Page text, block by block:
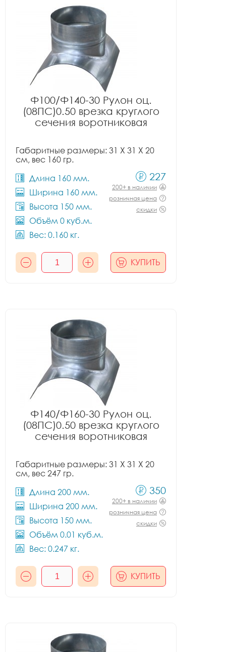
Ф100/Ф140-30 Рулон оц.
(08ПС)0.50 врезка круглого
сечения воротниковая
Габаритные размеры: 31 X 31 X 20
см, вес 160 гр.
Длина 160 мм.
Ширина 160 мм.
Высота 150 мм.
Объём 0 куб.м.
Вес: 0.160 кг.
227
200+ в наличии
розничная цена
скидки
КУПИТЬ
Ф140/Ф160-30 Рулон оц.
(08ПС)0.50 врезка круглого
сечения воротниковая
Габаритные размеры: 31 X 31 X 20
см, вес 247 гр.
Длина 200 мм.
Ширина 200 мм.
Высота 150 мм.
Объём 0.01 куб.м.
Вес: 0.247 кг.
350
200+ в наличии
розничная цена
скидки
КУПИТЬ